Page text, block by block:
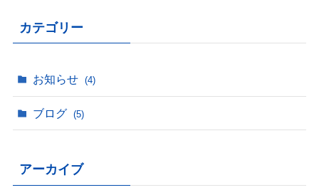
カテゴリー
お知らせ (4)
ブログ (5)
アーカイブ